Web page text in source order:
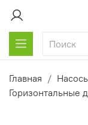
Главная
Горизонтальные